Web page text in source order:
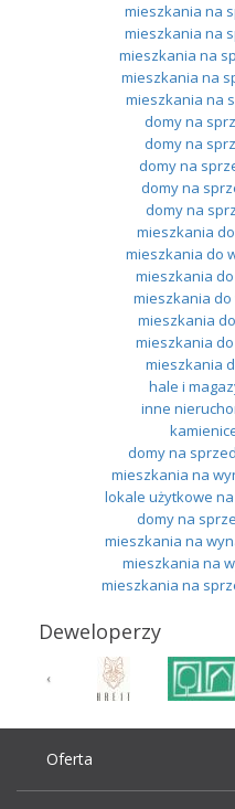
mieszkania na
mieszkania na
mieszkania na
mieszkania na
mieszkania na
domy na
domy na
domy na
domy na
domy na
mieszkania
mieszkania do
mieszkania
mieszkania do
mieszkania
mieszkania
mieszkania
hale i
inne
domy na
mieszkania na
lokale użytkowe
domy na
mieszkania na
mieszkania na
mieszkania na
Deweloperzy
Oferta